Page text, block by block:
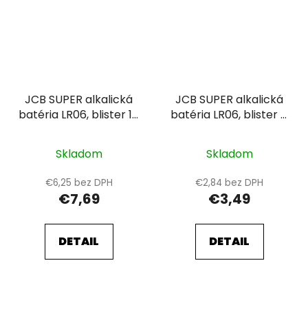
JCB SUPER alkalická
batéria LR06, blister 10
Skladom
€6,25 bez DPH
€7,69
DETAIL
JCB SUPER alkalická
batéria LR06, blister 4
Skladom
€2,84 bez DPH
€3,49
DETAIL